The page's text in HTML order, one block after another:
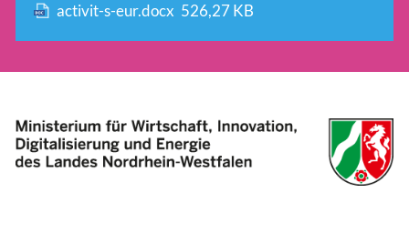
activit-s-eur.docx 526,27 KB